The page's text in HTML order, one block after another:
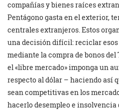
compañías y bienes raíces
Pentágono gasta en el exterior,
centrales extranjeros. Estos
una decisión difícil: reciclar esos
mediante la compra de bonos del
el «libre mercado» imponga un
respecto al dólar – haciendo así
sean competitivas en los
hacerlo desempleo e insolvencia